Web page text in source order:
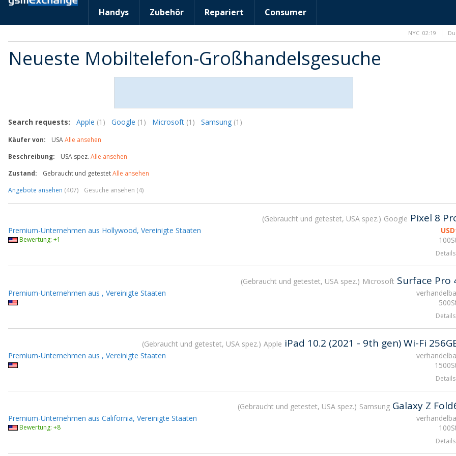
Handys Zubehör Repariert Consumer
Neueste Mobiltelefon-Großhandelsgesuche
Search requests: Apple (1) Google (1) Microsoft (1) Samsung (1)
Käufer von: USAAlle ansehen
Beschreibung:
USA spez. Alle ansehen
Zustand:
Gebraucht und getestetAlle ansehen
Angebote ansehen (407) Gesuche ansehen (4)
Gebraucht und getestet, USA spez. Google Pixel 8
USD
Premium-Unternehmen aus Hollywood, Vereinigte Staaten
Bewertung: +1
Details
Gebraucht und getestet, USA spez. Microsoft Surface Pro
Premium-Unternehmen aus , Vereinigte Staaten
Details
Gebraucht und getestet, USA spez. Apple iPad 10.2 (2021 - 9th gen) Wi-Fi
Premium-Unternehmen aus , Vereinigte Staaten
Details
Gebraucht und getestet, USA spez. Samsung Galaxy Z
Premium-Unternehmen aus California, Vereinigte Staaten
Bewertung: +8
Details
NYC 02:19